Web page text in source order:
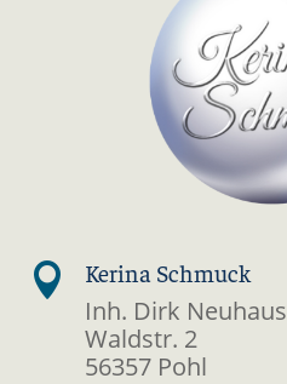
 Kerina Schmuck
Inh. Dirk Neuhaus
Waldstr. 2
56357 Pohl